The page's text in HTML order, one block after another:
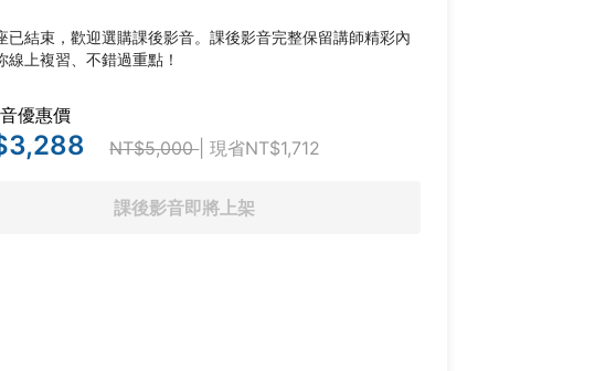
已結束，歡迎選購課後影音。課後影音完整保留講師精彩內
線上複習、不錯過重點！
優惠價
NT$5,000| 現省NT$1,712
課後影音即將上架